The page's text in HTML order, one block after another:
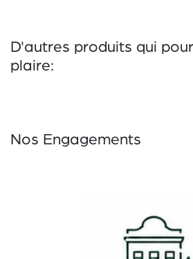
D'autres produits qui
plaire:
Nos Engagements